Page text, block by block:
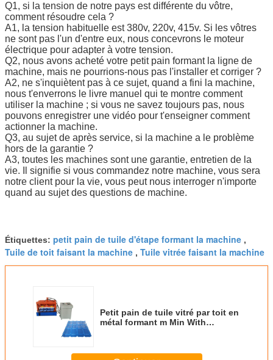
Q1, si la tension de notre pays est différente du vôtre,
comment résoudre cela ?
A1, la tension habituelle est 380v, 220v, 415v. Si les vôtres
ne sont pas l'un d'entre eux, nous concevrons le moteur
électrique pour adapter à votre tension.
Q2, nous avons acheté votre petit pain formant la ligne de
machine, mais ne pourrions-nous pas l'installer et corriger ?
A2, ne s'inquiètent pas à ce sujet, quand a fini la machine,
nous t'enverrons le livre manuel qui te montre comment
utiliser la machine ; si vous ne savez toujours pas, nous
pouvons enregistrer une vidéo pour t'enseigner comment
actionner la machine.
Q3, au sujet de après service, si la machine a le problème
hors de la garantie ?
A3, toutes les machines sont une garantie, entretien de la
vie. Il signifie si vous commandez notre machine, vous sera
notre client pour la vie, vous peut nous interroger n'importe
quand au sujet des questions de machine.
Étiquettes: petit pain de tuile d'étape formant la machine ,
Tuile de toit faisant la machine , Tuile vitrée faisant la machine
Petit pain de tuile vitré par toit en
métal formant m Min With